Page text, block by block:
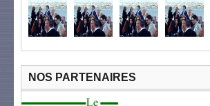
NOS PARTENAIRES